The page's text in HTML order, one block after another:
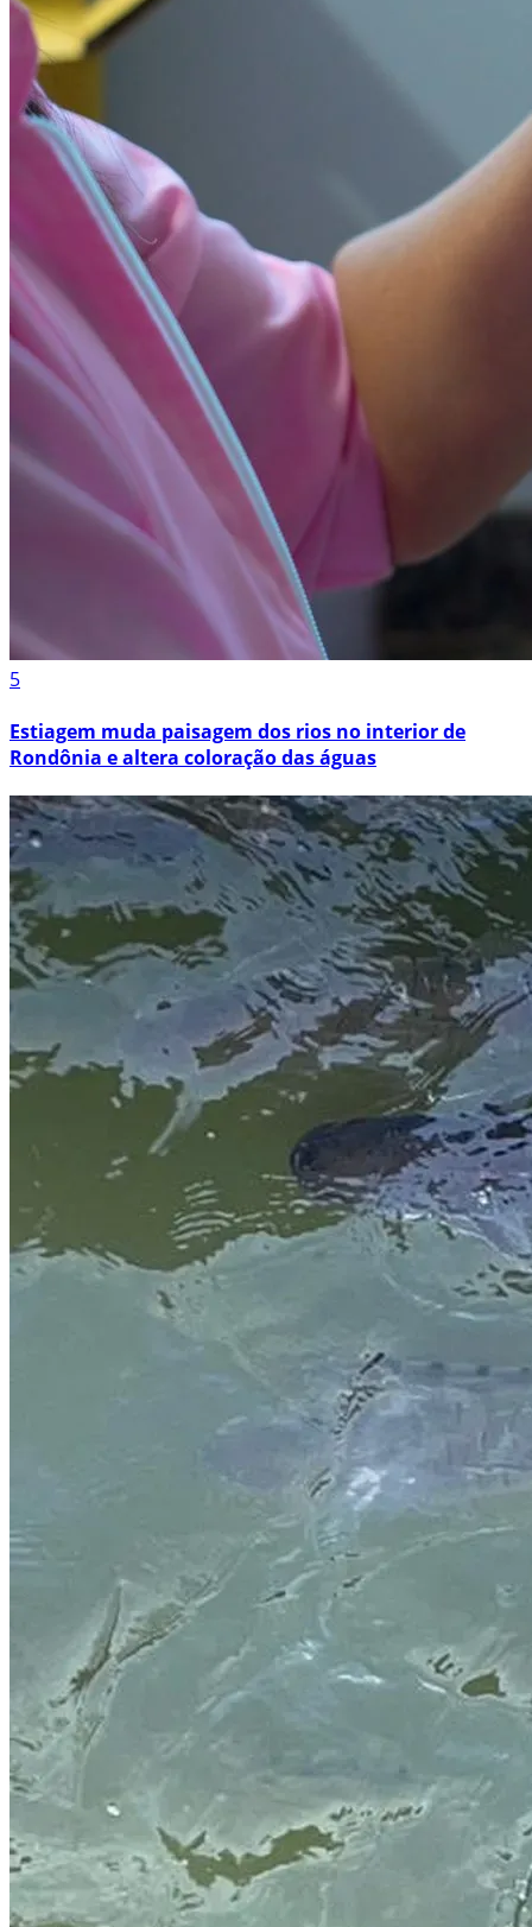
5
Estiagem muda paisagem dos rios no interior de
Rondônia e altera coloração das águas